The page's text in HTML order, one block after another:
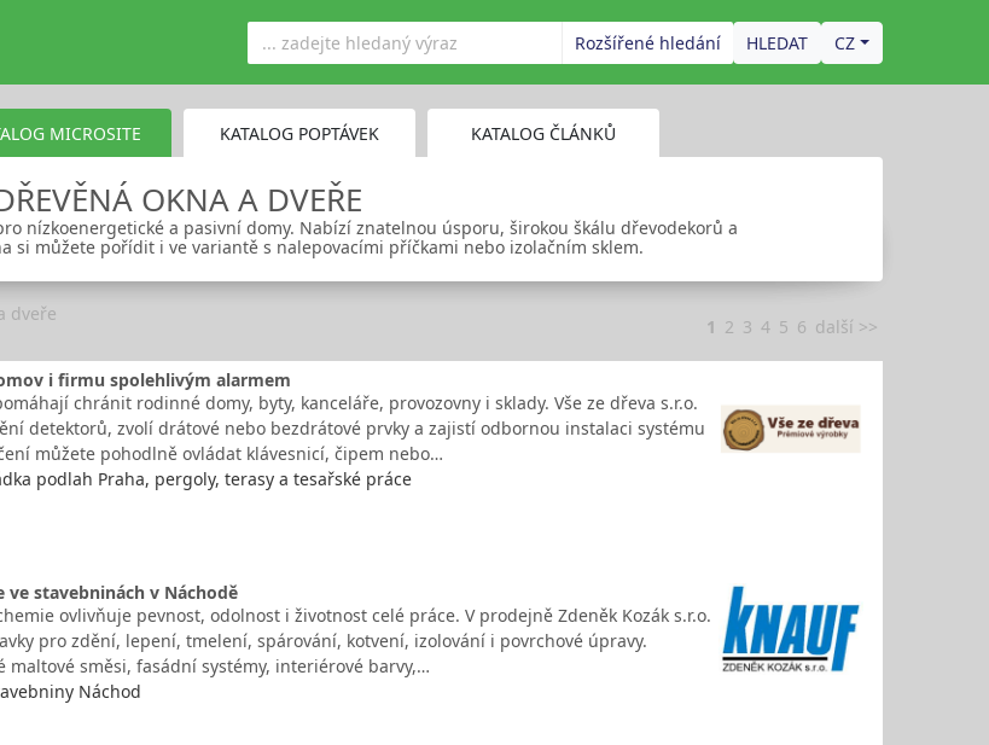
Rozšířené hledání CZ
MICROSITE KATALOG POPTÁVEK KATALOG ČLÁNKŮ
OKNA A DVEŘE
nízkoenergetické a pasivní domy. Nabízí znatelnou úsporu, širokou škálu dřevodekorů a
si můžete pořídit i ve variantě s nalepovacími příčkami nebo izolačním sklem.
dveře
1 2 3 4 5 6 další >>
i firmu spolehlivým alarmem
chránit rodinné domy, byty, kanceláře, provozovny i sklady. Vše ze dřeva s.r.o.
detektorů, zvolí drátové nebo bezdrátové prvky a zajistí odbornou instalaci systému
můžete pohodlně ovládat klávesnicí, čipem nebo…
podlah Praha, pergoly, terasy a tesařské práce
stavebninách v Náchodě
ovlivňuje pevnost, odolnost i životnost celé práce. V prodejně Zdeněk Kozák s.r.o.
pro zdění, lepení, tmelení, spárování, kotvení, izolování i povrchové úpravy.
směsi, fasádní systémy, interiérové barvy,…
Náchod